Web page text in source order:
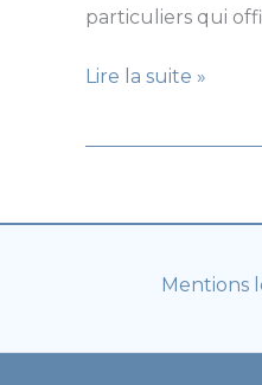
particuliers qui
Loi
:
en
Lire la suite »
Mentions